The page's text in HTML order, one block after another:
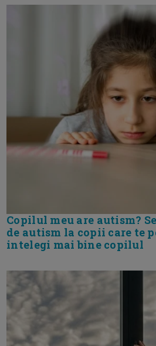
Copilul meu are autism?
de autism la copii care te
intelegi mai bine copilul